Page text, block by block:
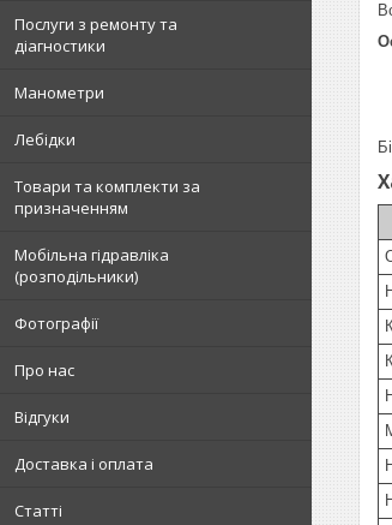
Послуги з ремонту та
діагностики
Манометри
Лебідки
Товари та комплекти за
призначенням
Мобільна гідравліка
(розподільники)
Фотографії
Про нас
Відгуки
Доставка і оплата
Статті